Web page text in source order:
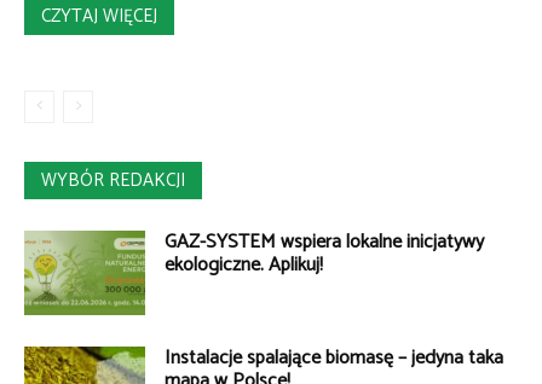
CZYTAJ WIĘCEJ
WYBÓR REDAKCJI
GAZ-SYSTEM wspiera lokalne inicjatywy
ekologiczne. Aplikuj!
Instalacje spalające biomasę – jedyna taka